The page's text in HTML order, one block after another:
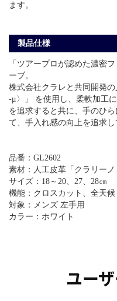
ます。
製品仕様
「ツアープロが認めた濃密
ーブ。
株式会社クラレと共同開発
-μ〉」 を使用し、柔軟加工
を追求すると共に、手のひ
て、手入れ感の向上を追求し
品番：GL2602
素材：人工皮革「クラリーノ
サイズ：18～20、27、28㎝
機能：クロスカット、全天候
対象：メンズ 左手用
カラー：ホワイト
ユー